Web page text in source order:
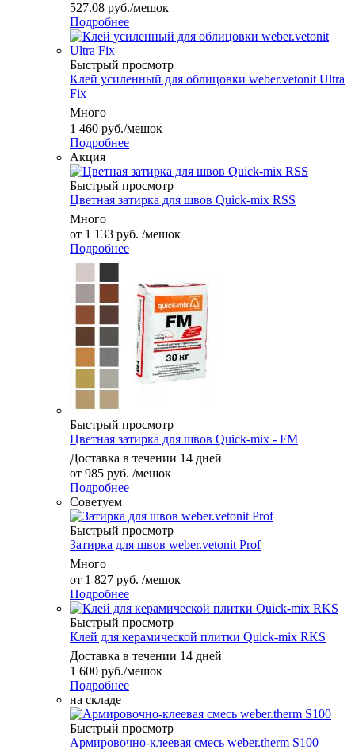
527.08 руб./мешок
Подробнее
Быстрый просмотр
Клей усиленный для облицовки weber.vetonit Ultra
Fix
Много
1 460 руб./мешок
Подробнее
Акция
Быстрый просмотр
Цветная затирка для швов Quick-mix RSS
Много
от 1 133 руб. /мешок
Подробнее
Быстрый просмотр
Цветная затирка для швов Quick-mix - FM
Доставка в течении 14 дней
от 985 руб. /мешок
Подробнее
Советуем
Быстрый просмотр
Затирка для швов weber.vetonit Prof
Много
от 1 827 руб. /мешок
Подробнее
Быстрый просмотр
Клей для керамической плитки Quick-mix RKS
Доставка в течении 14 дней
1 600 руб./мешок
Подробнее
на складе
Быстрый просмотр
Армировочно-клеевая смесь weber.therm S100